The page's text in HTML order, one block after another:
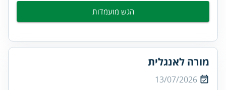
הגש מועמדות
מורה לאנגלית
13/07/2026